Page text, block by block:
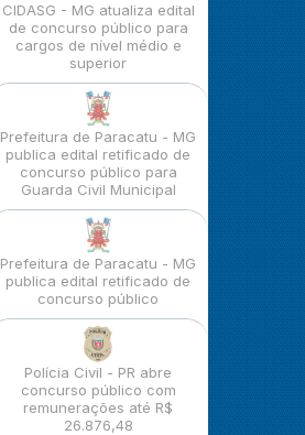
CIDASG - MG atualiza edital
de concurso público para
cargos de nível médio e
superior
Prefeitura de Paracatu - MG
publica edital retificado de
concurso público para
Guarda Civil Municipal
Prefeitura de Paracatu - MG
publica edital retificado de
concurso público
Polícia Civil - PR abre
concurso público com
remunerações até R$
26.876,48